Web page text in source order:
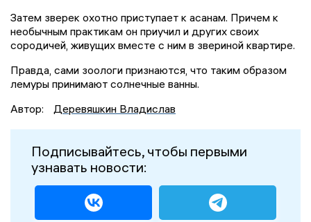
Затем зверек охотно приступает к асанам. Причем к
необычным практикам он приучил и других своих
сородичей, живущих вместе с ним в звериной квартире.
Правда, сами зоологи признаются, что таким образом
лемуры принимают солнечные ванны.
Автор:
Деревяшкин Владислав
Подписывайтесь, чтобы первыми
узнавать новости: